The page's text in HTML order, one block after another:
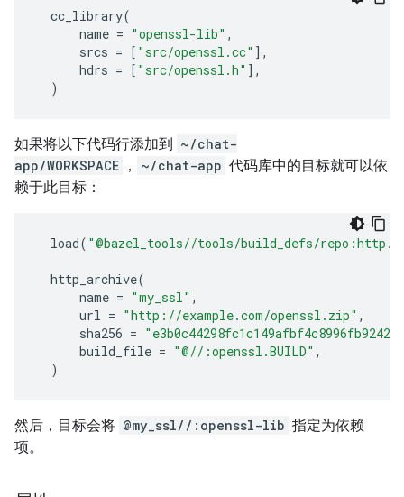
cc_library(
name = "openssl-lib" ,
srcs = [ "src/openssl.cc" ],
hdrs = [ "src/openssl.h" ],
)
如果将以下代码行添加到 ~/chat-
app/WORKSPACE ， ~/chat-app 代码库中的目标就可以依
赖于此目标：
load( "@bazel_tools//tools/build_defs/
http_archive(
name = "my_ssl" ,
url = "http://example.com/openssl.zip" ,
sha256 =
build_file = "@//:openssl.BUILD" ,
)
然后，目标会将 @my_ssl//:openssl-lib 指定为依赖
项。